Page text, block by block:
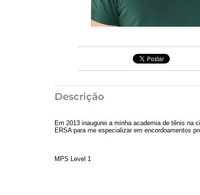
Descrição
Em 2013 inaugurei a minha academia de tênis na
ERSA para me especializar em encordoamentos
MPS Level 1